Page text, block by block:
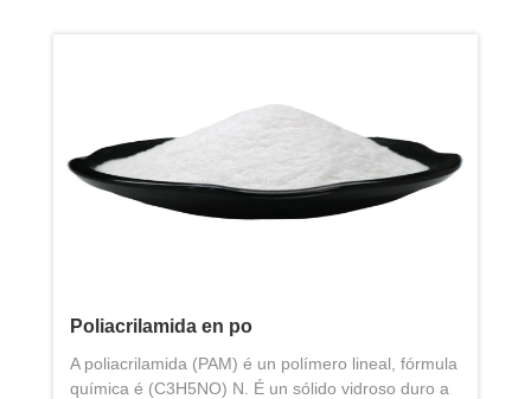
Poliacrilamida en po
A poliacrilamida (PAM) é un polímero lineal, fórmula
química é (C3H5NO) N. É un sólido vidroso duro a